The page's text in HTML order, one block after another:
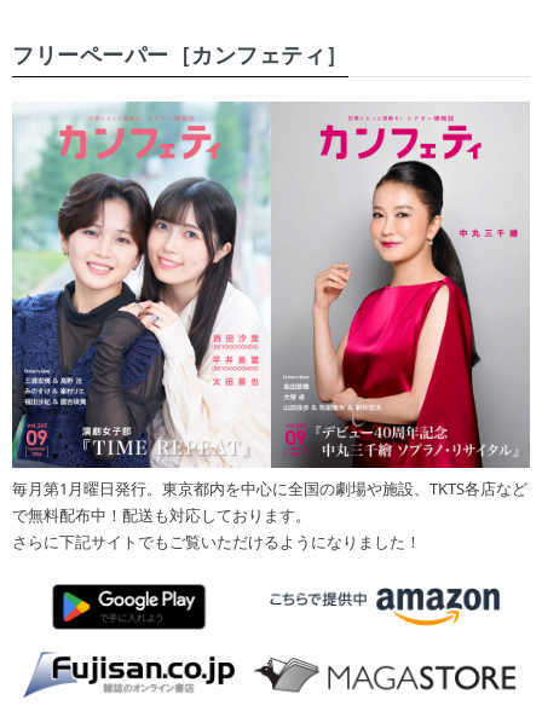
フリーペーパー［カンフェティ］
毎月第1月曜日発行。東京都内を中心に全国の劇場や施設、TKTS各店など
で無料配布中！配送も対応しております。
さらに下記サイトでもご覧いただけるようになりました！